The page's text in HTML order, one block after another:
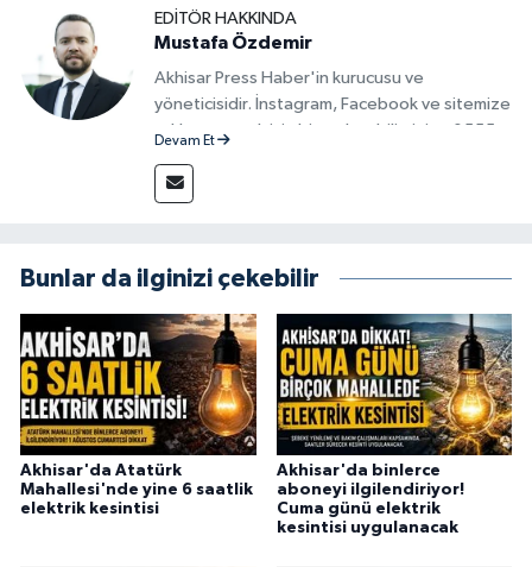
EDITÖR HAKKINDA
Mustafa Özdemir
Akhisar Press Haber'in kurucusu ve
yöneticisidir. İnstagram, Facebook ve sitemize
reklam vermek için bize ulaşabilirsiniz - 0555
Devam Et
Bunlar da ilginizi çekebilir
Akhisar'da Atatürk
Mahallesi'nde yine 6 saatlik
elektrik kesintisi
Akhisar'da binlerce
aboneyi ilgilendiriyor!
Cuma günü elektrik
kesintisi uygulanacak